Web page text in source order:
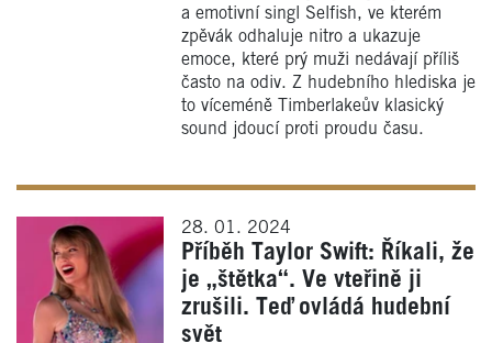
a emotivní singl Selfish, ve kterém
zpěvák odhaluje nitro a ukazuje
emoce, které prý muži nedávají příliš
často na odiv. Z hudebního hlediska je
to víceméně Timberlakeův klasický
sound jdoucí proti proudu času.
28. 01. 2024
Příběh Taylor Swift: Říkali, že
je „štětka“. Ve vteřině ji
zrušili. Teď ovládá hudební
svět